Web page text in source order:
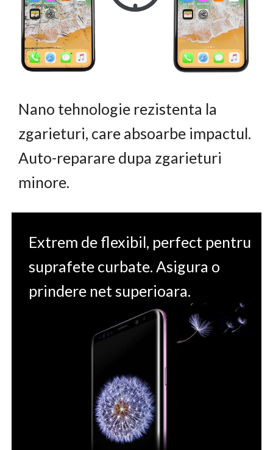
Nano tehnologie rezistenta la
zgarieturi, care absoarbe impactul.
Auto-reparare dupa zgarieturi
minore.
Extrem de flexibil, perfect pentru
suprafete curbate. Asigura o
prindere net superioara.